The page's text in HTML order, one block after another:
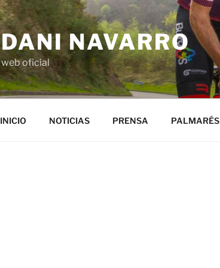
DANI NAVARRO
web oficial
INICIO NOTICIAS PRENSA PALMARÉS